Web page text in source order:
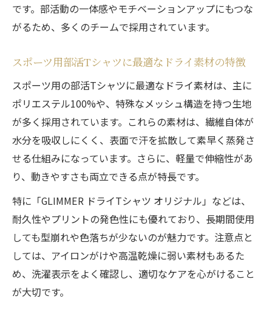
です。部活動の一体感やモチベーションアップにもつな
がるため、多くのチームで採用されています。
スポーツ用部活Tシャツに最適なドライ素材の特徴
スポーツ用の部活Tシャツに最適なドライ素材は、主に
ポリエステル100%や、特殊なメッシュ構造を持つ生地
が多く採用されています。これらの素材は、繊維自体が
水分を吸収しにくく、表面で汗を拡散して素早く蒸発さ
せる仕組みになっています。さらに、軽量で伸縮性があ
り、動きやすさも両立できる点が特長です。
特に「GLIMMER ドライTシャツ オリジナル」などは、
耐久性やプリントの発色性にも優れており、長期間使用
しても型崩れや色落ちが少ないのが魅力です。注意点と
しては、アイロンがけや高温乾燥に弱い素材もあるた
め、洗濯表示をよく確認し、適切なケアを心がけること
が大切です。